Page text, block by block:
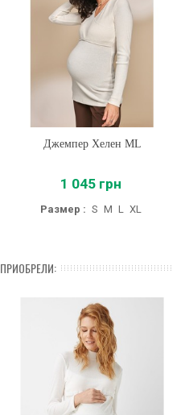
Джемпер Хелен ML
1 045 грн
Размер : S M L XL